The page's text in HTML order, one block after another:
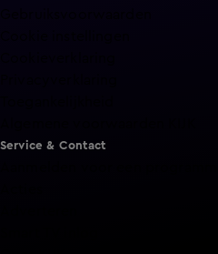
Service & Contact